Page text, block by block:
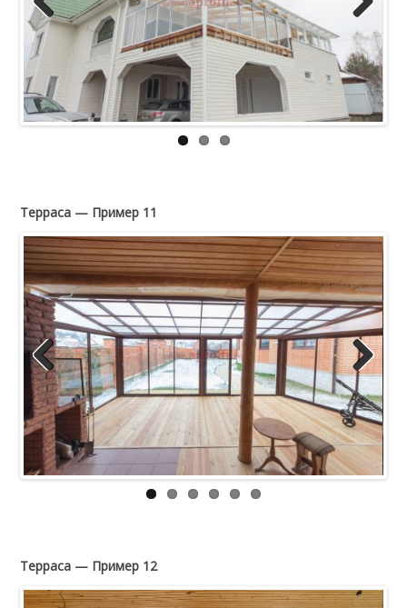
Previous Next
Терраса — Пример 11
Previous Next
Терраса — Пример 12